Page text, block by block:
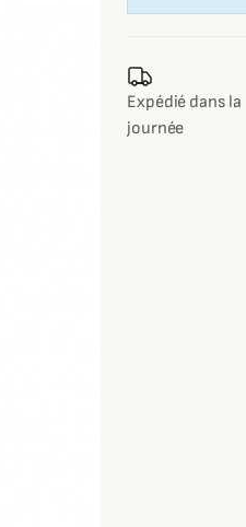
Expédié dans la
journée